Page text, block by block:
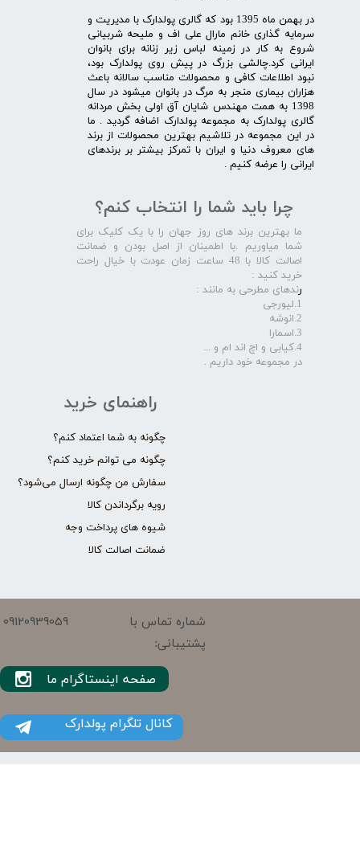
در بهمن ماه 1395 بود که گالری پولدارک با مدیریت و
سرمایه گذاری خانم مارال علی اف و ملیحه شربیانی
شروع به کار در زمینه لباس زیر زنانه برای بانوان
ایرانی کرد.چالشی بزرگ در پیش روی پولدارک بود،
نبود اطلاعات کافی و محصولات مناسب سالانه باعث
هزاران بیماری منجر به مرگ در بانوان میشود در سال
1398 به همت مهندس شایان آق اولی بخش مردانه
گالری پولدارک به مجموعه پولدارک اضافه گردید . ما
در این مجموعه در تلاشیم بهترین محصولات از برند
های معروف دنیا و ایران با تمرکز بیشتر بر برندهای
ایرانی را عرضه کنیم .​​​​​​​
راهنمای خرید
چگونه به شما اعتماد کنم؟
چگونه می توانم خرید کنم؟
سفارش من چگونه ارسال می‌شود؟
رویه برگرداندن کالا
شیوه های پرداخت وجه
ضمانت اصالت کالا
چرا باید شما را انتخاب کنم؟
ما بهترین برند های روز جهان را با یک کلیک برای
شما میاوریم .با اطمینان از اصل بودن و ضمانت
اصالت کالا با 48 ساعت زمان عودت با خیال راحت
خرید کنید :
رندهای مطرحی به مانند :
1.لیورجی
2.انوشه
3.اسمارا
4.کیابی و اچ اند ام و ...
در مجموعه خود داریم .​​​​​​​
شماره تماس با
پشتیبانی:
09120939059
کانال تلگرام پولدارک
صفحه اینستاگرام ما